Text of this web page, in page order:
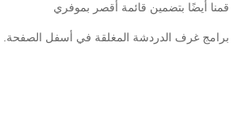
قمنا أيضًا بتضمين قائمة أقصر بموفري
برامج غرف الدردشة المغلقة في أسفل الصفحة.